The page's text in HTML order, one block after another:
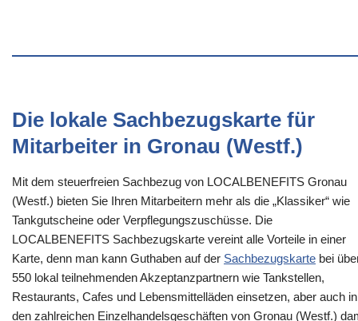
Die lokale Sachbezugskarte für
Mitarbeiter in Gronau (Westf.)
Mit dem steuerfreien Sachbezug von LOCALBENEFITS Gronau
(Westf.) bieten Sie Ihren Mitarbeitern mehr als die „Klassiker“ wie
Tankgutscheine oder Verpflegungszuschüsse. Die
LOCALBENEFITS Sachbezugskarte vereint alle Vorteile in einer
Karte, denn man kann Guthaben auf der Sachbezugskarte bei
550 lokal teilnehmenden Akzeptanzpartnern wie Tankstellen,
Restaurants, Cafes und Lebensmittelläden einsetzen, aber auch in
den zahlreichen Einzelhandelsgeschäften von Gronau (Westf.)